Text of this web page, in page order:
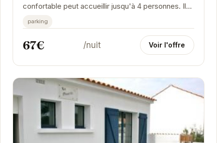
confortable peut accueillir jusqu'à 4 personnes. Il
dispose d'un parking, idéal pour explorer...
parking
67€ /nuit Voir l'offre